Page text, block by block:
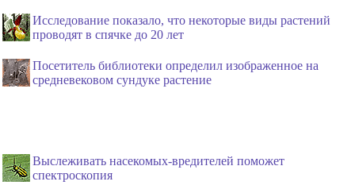
Исследование показало, что некоторые виды растений
проводят в спячке до 20 лет
Посетитель библиотеки определил изображенное на
средневековом сундуке растение
Выслеживать насекомых-вредителей поможет
спектроскопия